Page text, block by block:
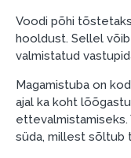
Dokumendi nõuded:
ESTO LV AS
vajalik Smart-
mobile, ESTO
SEB või
Lepingu
Voodi põhi
hooldust. Sellel
valmistatud
Magamistuba on
ajal ka koht
ettevalmistamiseks.
süda, millest sõltub